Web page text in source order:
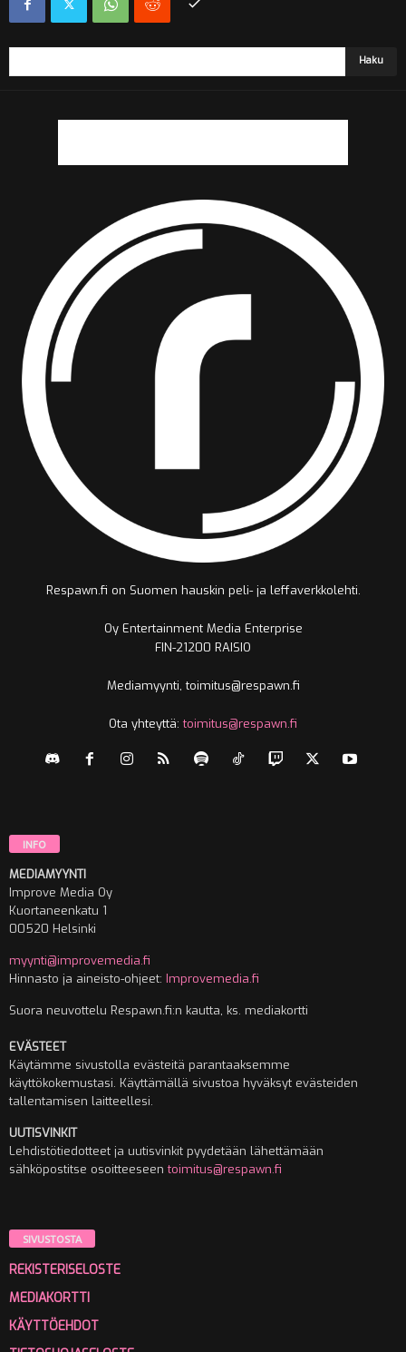
Respawn.fi on Suomen hauskin peli- ja leffaverkkolehti.
Oy Entertainment Media Enterprise
FIN-21200 RAISIO
Mediamyynti, toimitus@respawn.fi
Ota yhteyttä:toimitus@respawn.fi
INFO
MEDIAMYYNTI
Improve Media Oy
Kuortaneenkatu 1
00520 Helsinki
myynti@improvemedia.fi
Hinnasto ja aineisto-ohjeet: Improvemedia.fi
Suora neuvottelu Respawn.fi:n kautta, ks. mediakortti
EVÄSTEET
Käytämme sivustolla evästeitä parantaaksemme
käyttökokemustasi. Käyttämällä sivustoa hyväksyt evästeiden
tallentamisen laitteellesi.
UUTISVINKIT
Lehdistötiedotteet ja uutisvinkit pyydetään lähettämään
sähköpostitse osoitteeseentoimitus@respawn.fi
SIVUSTOSTA
REKISTERISELOSTE
MEDIAKORTTI
KÄYTTÖEHDOT